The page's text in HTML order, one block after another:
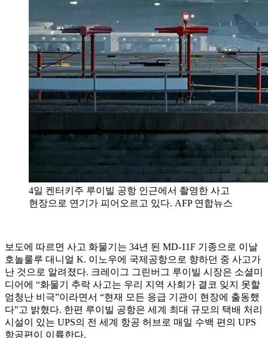
4일 켄터키주 루이빌 공항 인근에서 촬영한 사고
현장으로 연기가 피어오르고 있다. AFP 연합뉴스
보도에 따르면 사고 화물기는 34년 된 MD-11F 기종으로 이날
호놀룰루 대니얼 K. 이노우에 국제공항으로 향하던 중 사고가
난 것으로 알려졌다. 크레이그 그린버그 루이빌 시장은 소셜미
디어에 “화물기 추락 사고는 우리 지역 사회가 결코 잊지 못할
엄청난 비극”이라면서 “현재 모든 응급 기관이 현장에 출동했
다”고 밝혔다. 한편 루이빌 공항은 세계 최대 규모의 택배 처리
시설이 있는 UPS의 전 세계 항공 허브로 매일 수백 편의 UPS
항공편이 이륙한다.